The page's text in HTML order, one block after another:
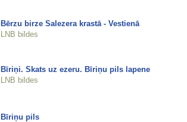
Bērzu birze Salezera krastā - Vestienā
LNB bildes
Bīriņi. Skats uz ezeru. Bīriņu pils lapene
LNB bildes
Bīriņu pils